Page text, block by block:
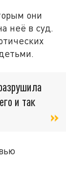
они
неё в суд.
и так